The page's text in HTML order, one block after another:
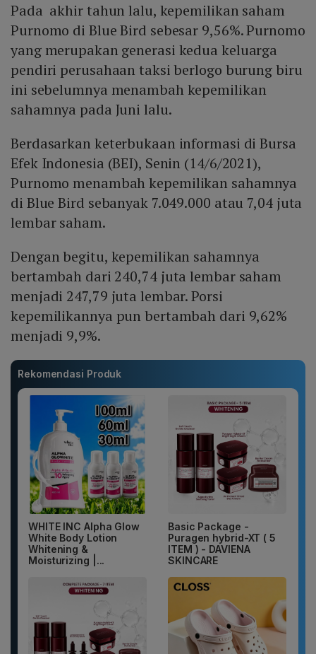
Pada akhir tahun lalu, kepemilikan saham
Purnomo di Blue Bird sebesar 9,56%. Purnomo
yang merupakan generasi kedua keluarga
pendiri perusahaan taksi berlogo burung biru
ini sebelumnya menambah kepemilikan
sahamnya pada Juni lalu.
Berdasarkan keterbukaan informasi di Bursa
Efek Indonesia (BEI), Senin (14/6/2021),
Purnomo menambah kepemilikan sahamnya
di Blue Bird sebanyak 7.049.000 atau 7,04 juta
lembar saham.
Dengan begitu, kepemilikan sahamnya
bertambah dari 240,74 juta lembar saham
menjadi 247,79 juta lembar. Porsi
kepemilikannya pun bertambah dari 9,62%
menjadi 9,9%.
Rekomendasi Produk
WHITE INC Alpha Glow
White Body Lotion
Whitening &
Moisturizing |...
Basic Package -
Puragen hybrid-XT ( 5
ITEM ) - DAVIENA
SKINCARE